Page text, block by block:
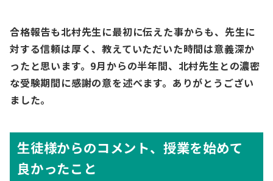
合格報告も北村先生に最初に伝えた事からも、先生に
対する信頼は厚く、教えていただいた時間は意義深か
ったと思います。9月からの半年間、北村先生との濃密
な受験期間に感謝の意を述べます。ありがとうござい
ました。
生徒様からのコメント、授業を始めて
良かったこと